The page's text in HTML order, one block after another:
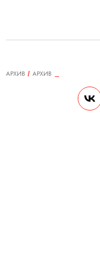
АРХИВ
АРХИВ